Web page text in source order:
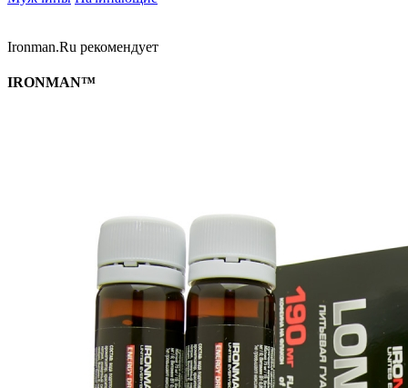
Ironman.Ru рекомендует
IRONMAN™